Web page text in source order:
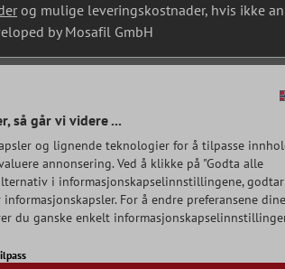
og mulige leveringskostnader, hvis ikke
by Mosafil GmbH
så går vi videre ...
og lignende teknologier for å tilpasse
annonsering. Ved å klikke på "Godta alle
i informasjonskapselinnstillingene,
For å endre preferansene
du ganske enkelt